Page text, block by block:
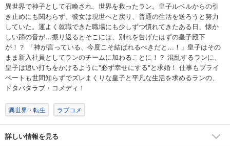
異世界で神子として召喚され、世界を救ったラン。皇子ルベルからの引
き止めにも関わらず、彼女は現世へと戻り、普通の生活を送ろうと努力
していた。運よく就職できた職場にも少しずつ慣れてきたある日、懐か
しい蹄の音が…振り返るとそこには、別れを告げたはずの皇子殿下
が！？ 「神が言っている、今度こそ結ばれるべきだと…！」皇子はその
まま新入社員としてランのチームに加わることに！？ 混乱するランに、
皇子は追い打ちをかけるように"必ず幸せにする"と求婚！ 仕事もプライ
ベートも世間知らずでズレまくりな皇子と平凡な生活を求めるランの、
ドタバタラブ・コメディ！
異世界・転生 ラブコメ
詳しい情報を見る